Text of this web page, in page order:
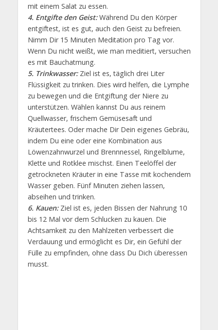
mit einem Salat zu essen.
4. Entgifte den Geist:Während Du den Körper
entgiftest, ist es gut, auch den Geist zu befreien.
Nimm Dir 15 Minuten Meditation pro Tag vor.
Wenn Du nicht weißt, wie man meditiert, versuchen
es mit Bauchatmung.
5. Trinkwasser:Ziel ist es, täglich drei Liter
Flüssigkeit zu trinken. Dies wird helfen, die Lymphe
zu bewegen und die Entgiftung der Niere zu
unterstützen. Wählen kannst Du aus reinem
Quellwasser, frischem Gemüsesaft und
Kräutertees. Oder mache Dir Dein eigenes Gebräu,
indem Du eine oder eine Kombination aus
Löwenzahnwurzel und Brennnessel, Ringelblume,
Klette und Rotklee mischst. Einen Teelöffel der
getrockneten Kräuter in eine Tasse mit kochendem
Wasser geben. Fünf Minuten ziehen lassen,
abseihen und trinken.
6. Kauen:Ziel ist es, jeden Bissen der Nahrung 10
bis 12 Mal vor dem Schlucken zu kauen. Die
Achtsamkeit zu den Mahlzeiten verbessert die
Verdauung und ermöglicht es Dir, ein Gefühl der
Fülle zu empfinden, ohne dass Du Dich überessen
musst.